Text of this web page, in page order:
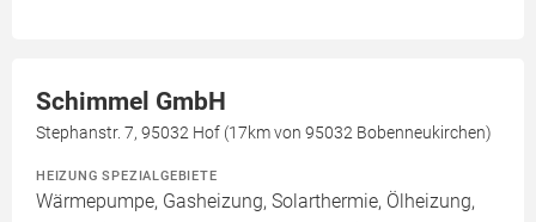
Schimmel GmbH
Stephanstr. 7, 95032 Hof (17km von 95032 Bobenneukirchen)
HEIZUNG SPEZIALGEBIETE
Wärmepumpe, Gasheizung, Solarthermie, Ölheizung,